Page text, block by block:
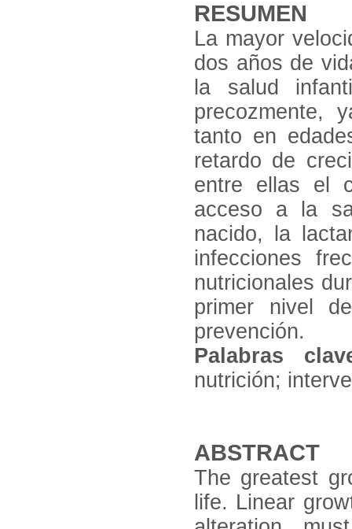
RESUMEN
La mayor
dos años de
la salud
precozmente,
tanto en
retardo de
entre ellas el
acceso a la
nacido, la
infecciones
nutricionales
primer nivel
prevención.
Palabras
nutrición;
ABSTRACT
The greatest
life. Linear